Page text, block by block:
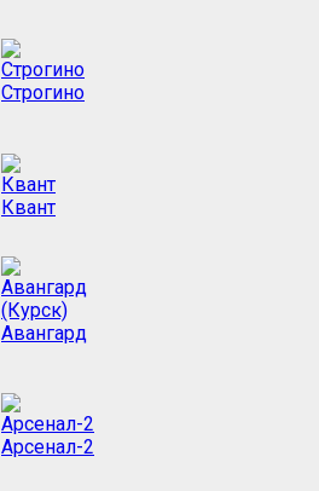
Строгино
Квант
Авангард
Арсенал-2